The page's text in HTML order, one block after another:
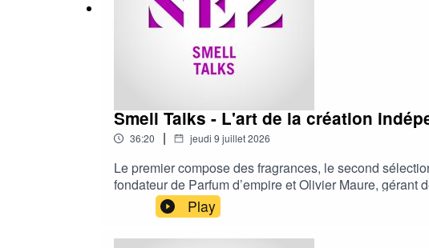
Smell Talks - L'art de la création
36:20 | jeudi 9 juillet 2026
Le premier compose des fragrances, le second
fondateur de Parfum d’empire et Olivier Maure,
parfumerie indépendante, en alliant liberté créative et
par Sarah Bouasse.---- Podcasts by Nez, le rendez-
plates-formes habituelles (Spotify, Deezer, Amazon
Play